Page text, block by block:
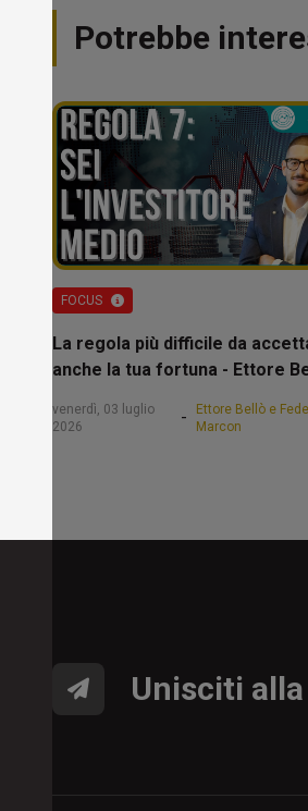
Potrebbe
FOCUS
La regola più difficile da
anche la tua fortuna - Ettore
venerdì, 03 luglio
2026
-
Ettore Bellò e
Marcon
Unisciti